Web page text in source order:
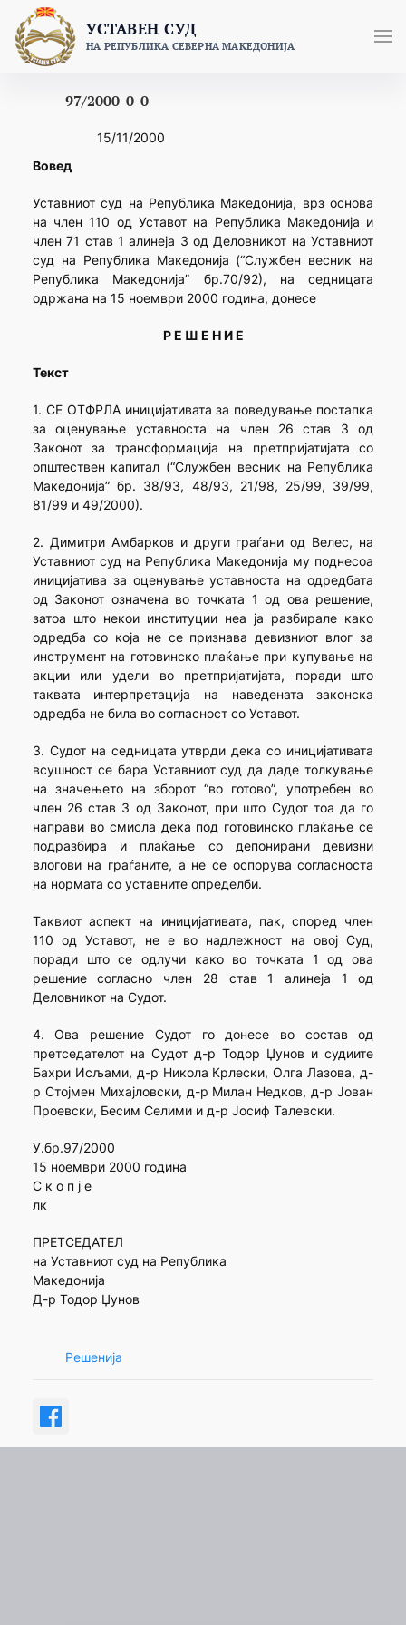
content
УСТАВЕН СУД
НА РЕПУБЛИКА СЕВЕРНА МАКЕДОНИЈА
97/2000-0-0
15/11/2000
Вовед
Уставниот суд на Република Македонија, врз основа
на член 110 од Уставот на Република Македонија и
член 71 став 1 алинеја 3 од Деловникот на Уставниот
суд на Република Македонија (“Службен весник на
Република Македонија” бр.70/92), на седницата
одржана на 15 ноември 2000 година, донесе
Р Е Ш Е Н И Е
Текст
1. СЕ ОТФРЛА иницијативата за поведување постапка
за оценување уставноста на член 26 став 3 од
Законот за трансформација на претпријатијата со
општествен капитал (“Службен весник на Република
Македонија” бр. 38/93, 48/93, 21/98, 25/99, 39/99,
81/99 и 49/2000).
2. Димитри Амбарков и други граѓани од Велес, на
Уставниот суд на Република Македонија му поднесоа
иницијатива за оценување уставноста на одредбата
од Законот означена во точката 1 од ова решение,
затоа што некои институции неа ја разбирале како
одредба со која не се признава девизниот влог за
инструмент на готовинско плаќање при купување на
акции или удели во претпријатијата, поради што
таквата интерпретација на наведената законска
одредба не била во согласност со Уставот.
3. Судот на седницата утврди дека со иницијативата
всушност се бара Уставниот суд да даде толкување
на значењето на зборот “во готово”, употребен во
член 26 став 3 од Законот, при што Судот тоа да го
направи во смисла дека под готовинско плаќање се
подразбира и плаќање со депонирани девизни
влогови на граѓаните, а не се оспорува согласноста
на нормата со уставните определби.
Таквиот аспект на иницијативата, пак, според член
110 од Уставот, не е во надлежност на овој Суд,
поради што се одлучи како во точката 1 од ова
решение согласно член 28 став 1 алинеја 1 од
Деловникот на Судот.
4. Ова решение Судот го донесе во состав од
претседателот на Судот д-р Тодор Џунов и судиите
Бахри Исљами, д-р Никола Крлески, Олга Лазова, д-
р Стојмен Михајловски, д-р Милан Недков, д-р Јован
Проевски, Бесим Селими и д-р Јосиф Талевски.
У.бр.97/2000
15 ноември 2000 година
С к о п ј е
лк
ПРЕТСЕДАТЕЛ
на Уставниот суд на Република
Македонија
Д-р Тодор Џунов
Решенија